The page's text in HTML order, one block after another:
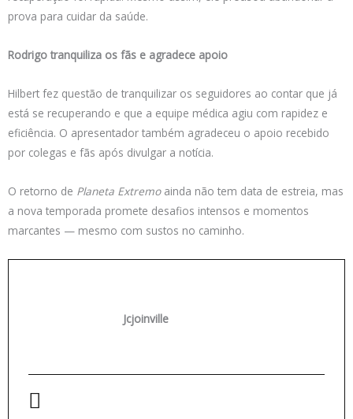
prova para cuidar da saúde.
Rodrigo tranquiliza os fãs e agradece apoio
Hilbert fez questão de tranquilizar os seguidores ao contar que já
está se recuperando e que a equipe médica agiu com rapidez e
eficiência. O apresentador também agradeceu o apoio recebido
por colegas e fãs após divulgar a notícia.
O retorno de Planeta Extremoainda não tem data de estreia, mas
a nova temporada promete desafios intensos e momentos
marcantes — mesmo com sustos no caminho.
Jcjoinville